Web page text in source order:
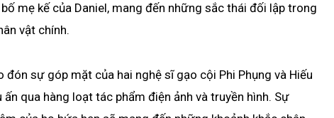
mẹ kế của Daniel, mang đến những sắc thái đối lập trong
vật chính.
đón sự góp mặt của hai nghệ sĩ gạo cội Phi Phụng và Hiếu
qua hàng loạt tác phẩm điện ảnh và truyền hình. Sự